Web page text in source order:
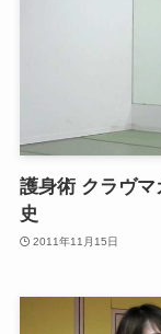
護身術 クラヴ
史
2011年11月15日